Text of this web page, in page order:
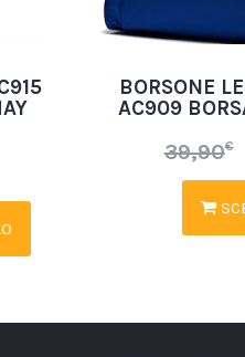
BORSONE
AC909
39,90€